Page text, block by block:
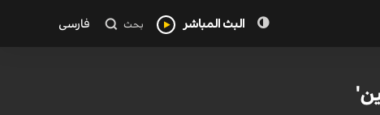
البث المباشر بحث فارسی